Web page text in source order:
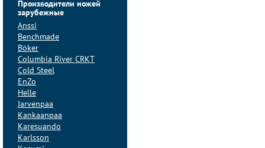
Производители ножей
зарубежные
Anssi
Benchmade
Böker
Columbia River CRKT
Cold Steel
EnZo
Helle
Jarvenpaa
Kankaanpaa
Karesuando
Karlsson